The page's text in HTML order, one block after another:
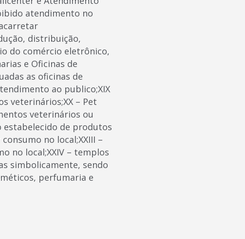
atendimento no
distribuição,
do comércio eletrônico,
e Oficinas de
as oficinas de
ao publico;XIX
veterinários;XX – Pet
veterinários ou
estabelecido de produtos
no local;XXIII –
no local;XXIV – templos
simbolicamente, sendo
perfumaria e